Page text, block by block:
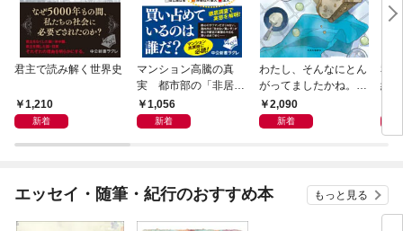
君主で読み解く世界史
1,210
新着
マンション高騰の真
実 都市部の「非居住
化」が街を壊す
1,056
新着
わたし、そんなにとん
がってましたかね。
獅子座、Ａ型、丙午は
めぐる
2,090
新着
私
紀
エッセイ・随筆・紀行のおすすめ本 もっと見る